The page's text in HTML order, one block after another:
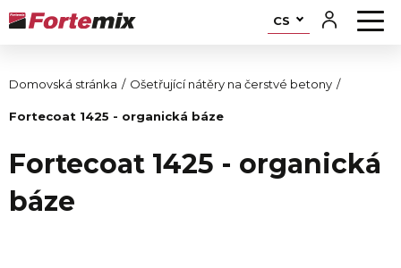
CS
Domovská stránka Ošetřující nátěry na čerstvé betony
Fortecoat 1425 - organická báze
Fortecoat 1425 - organická
báze